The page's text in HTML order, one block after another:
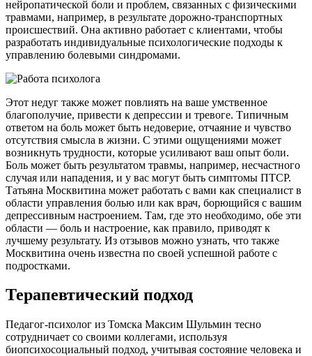
нейропатической боли и проблем, связанных с физическими
травмами, например, в результате дорожно-транспортных
происшествий. Она активно работает с клиентами, чтобы
разработать индивидуальные психологические подходы к
управлению болевыми синдромами.
Этот недуг также может повлиять на ваше умственное
благополучие, привести к депрессии и тревоге. Типичным
ответом на боль может быть недоверие, отчаяние и чувство
отсутствия смысла в жизни. С этими ощущениями может
возникнуть трудности, которые усиливают ваш опыт боли.
Боль может быть результатом травмы, например, несчастного
случая или нападения, и у вас могут быть симптомы ПТСР.
Татьяна Москвитина может работать с вами как специалист в
области управления болью или как врач, борющийся с вашим
депрессивным настроением. Там, где это необходимо, обе эти
области — боль и настроение, как правило, приводят к
лучшему результату. Из отзывов можно узнать, что также
Москвитина очень известна по своей успешной работе с
подростками.
Терапевтический подход
Педагог-психолог из Томска Максим Шульмин тесно
сотрудничает со своими коллегами, используя
биопсихосоциальный подход, учитывая состояние человека и